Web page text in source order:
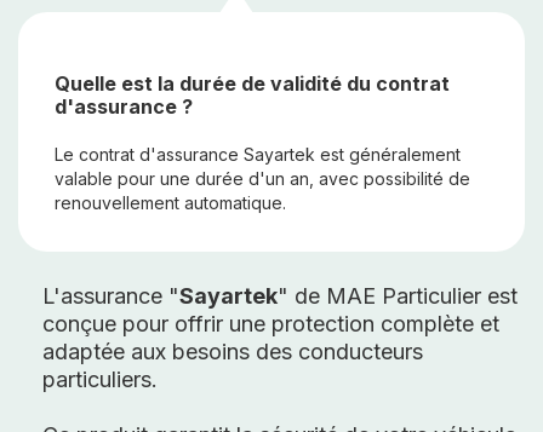
Quelle est la durée de validité du contrat
d'assurance ?
Le contrat d'assurance Sayartek est généralement
valable pour une durée d'un an, avec possibilité de
renouvellement automatique.
L'assurance "Sayartek" de MAE Particulier est
conçue pour offrir une protection complète et
adaptée aux besoins des conducteurs
particuliers.